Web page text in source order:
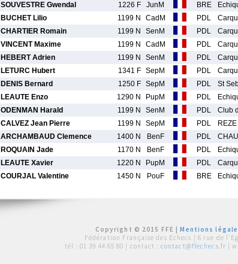
SOUVESTRE Gwendal 1226 F JunM BRE
BUCHET Lilio 1199 N CadM PDL
CHARTIER Romain 1199 N SenM PDL
VINCENT Maxime 1199 N CadM PDL
HEBERT Adrien 1199 N SenM PDL
LETURC Hubert 1341 F SepM PDL
DENIS Bernard 1250 F SepM PDL St
LEAUTE Enzo 1290 N PupM PDL
ODENMAN Harald 1199 N SenM PDL Club
CALVEZ Jean Pierre 1199 N SepM PDL
ARCHAMBAUD Clemence 1400 N BenF PDL
ROQUAIN Jade 1170 N BenF PDL
LEAUTE Xavier 1220 N PupM PDL
COURJAL Valentine 1450 N PouF BRE
Copyright © 2015 FFE |Mentions
Fédération Française des Echecs | 6 rue de
tél : 01 39 44 65 80 | contact : contact@ffechecs.fr |